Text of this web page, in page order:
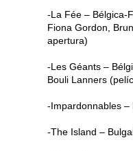
-La Fée – Bélgica-
Fiona Gordon,
apertura)
-Les Géants –
Bouli Lanners
-Impardonnables –
-The Island –